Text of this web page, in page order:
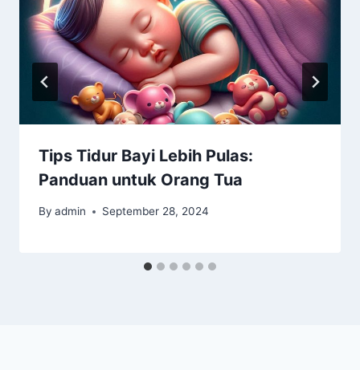
Tips Tidur Bayi Lebih Pulas:
Panduan untuk Orang Tua
By admin September 28, 2024